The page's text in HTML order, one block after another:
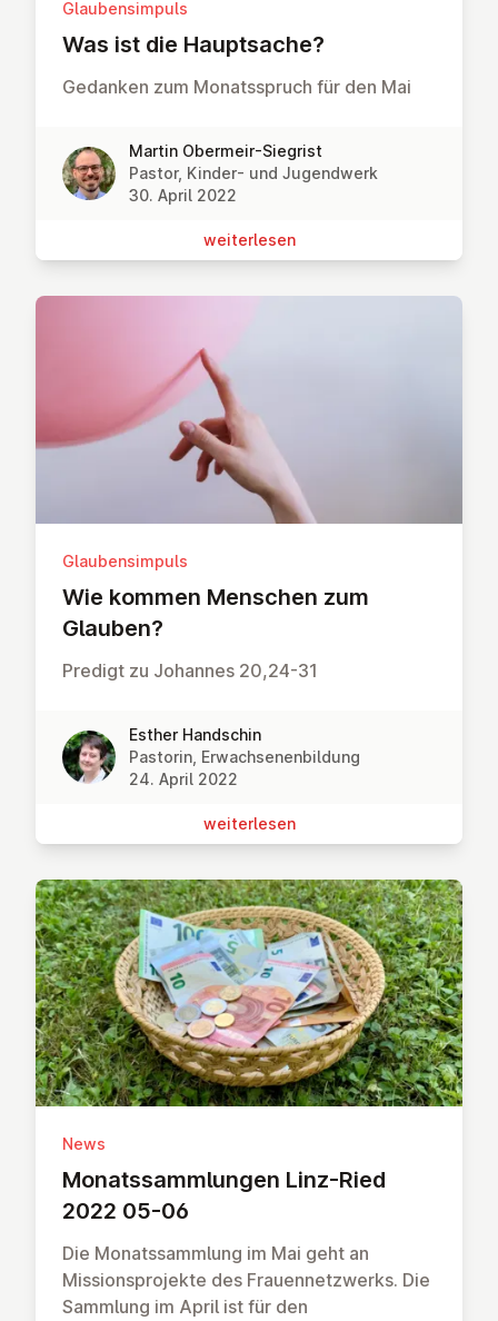
Glaubensimpuls
Was ist die Haupt­sa­che?
Gedanken zum Monatsspruch für den Mai
Martin Obermeir-Siegrist
Pastor, Kinder- und Jugendwerk
30. April 2022
wei­ter­le­sen
Glaubensimpuls
Wie kommen Menschen zum
Glauben?
Predigt zu Johannes 20,24-31
Esther Handschin
Pastorin, Erwachsenenbildung
24. April 2022
wei­ter­le­sen
News
Mo­nats­samm­lun­gen Linz-Ried
2022 05-06
Die Monatssammlung im Mai geht an
Missionsprojekte des Frauennetzwerks. Die
Sammlung im April ist für den